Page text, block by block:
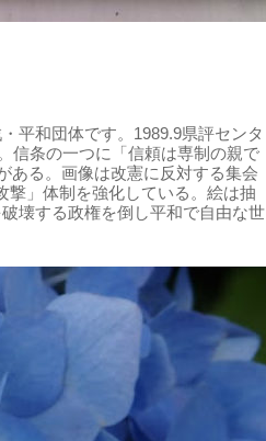
平和団体です。1989.9県評センタ
信条の一つに「信頼は専制の親で
ある。画像は改憲に反対する集会
撃」体制を強化している。絵は抽
壊する政権を倒し平和で自由な世